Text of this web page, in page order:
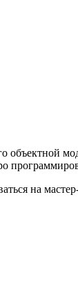
объектной
на